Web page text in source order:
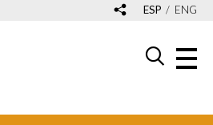
ESP ENG